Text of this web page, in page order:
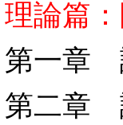
理論篇
第一章
第二章